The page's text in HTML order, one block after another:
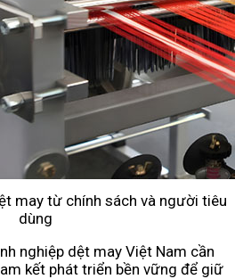
may từ chính sách và người tiêu
dùng
nghiệp dệt may Việt Nam cần
kết phát triển bền vững để giữ